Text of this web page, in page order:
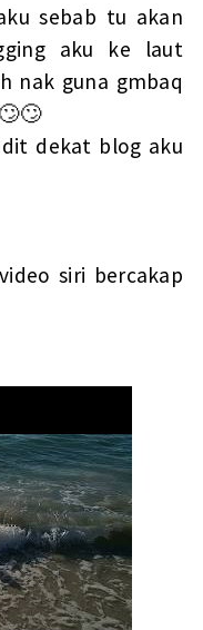
sebab tu akan
aku ke laut
nak guna gmbaq
dekat blog aku
siri bercakap